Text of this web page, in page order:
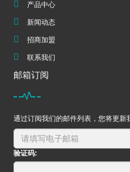
产品中心
新闻动态
招商加盟
联系我们
邮箱订阅
通过订阅我们的邮件列表，您将更新
验证码: